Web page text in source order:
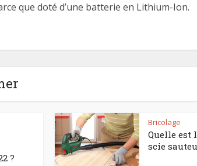
que doté d’une batterie en Lithium-Ion.
?
Bricolage
Quelle est
scie